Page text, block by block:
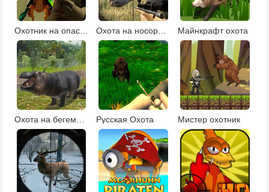
Охотник на опасных монстров Охота на носорогов Майнкрафт охота
Русская Охота Мистер охотник